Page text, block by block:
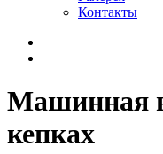
Контакты
Машинная
кепках